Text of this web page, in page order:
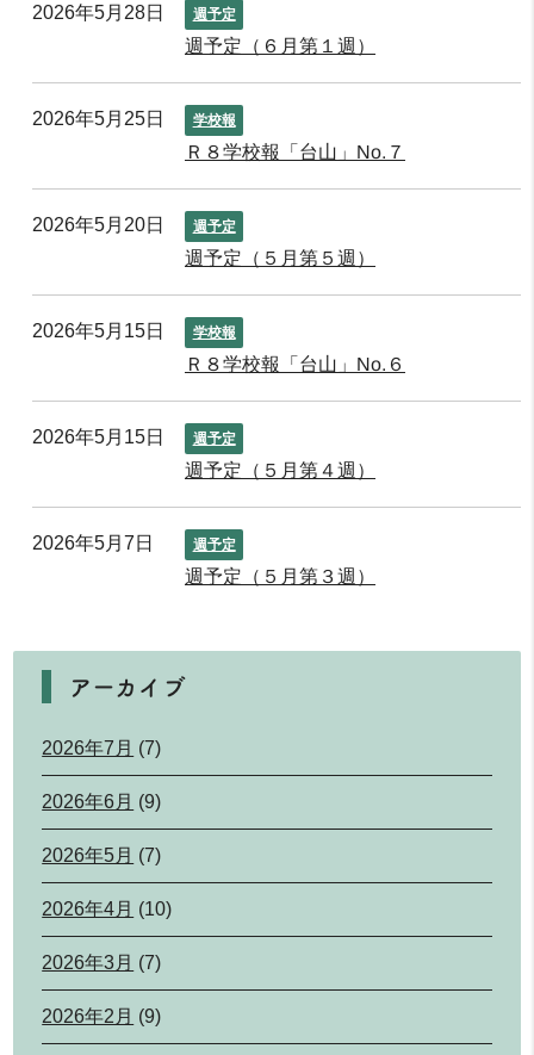
2026年5月28日 週予定
週予定（６月第１週）
2026年5月25日 学校報
Ｒ８学校報「台山」No.７
2026年5月20日 週予定
週予定（５月第５週）
2026年5月15日 学校報
Ｒ８学校報「台山」No.６
2026年5月15日 週予定
週予定（５月第４週）
2026年5月7日 週予定
週予定（５月第３週）
アーカイブ
2026年7月 (7)
2026年6月 (9)
2026年5月 (7)
2026年4月 (10)
2026年3月 (7)
2026年2月 (9)